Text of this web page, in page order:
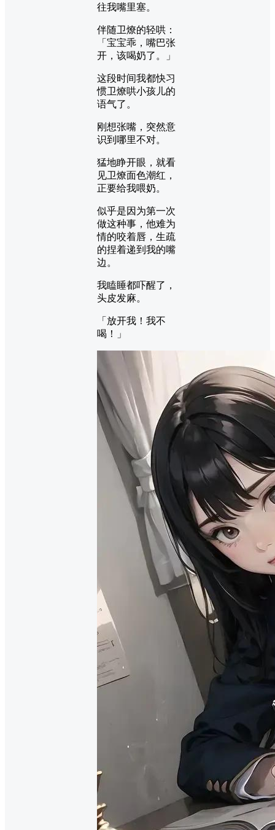
往我嘴里塞。
伴随卫燎的轻哄：
「宝宝乖，嘴巴张
开，该喝奶了。」
这段时间我都快习
惯卫燎哄小孩儿的
语气了。
刚想张嘴，突然意
识到哪里不对。
猛地睁开眼，就看
见卫燎面色潮红，
正要给我喂奶。
似乎是因为第一次
做这种事，他难为
情的咬着唇，生疏
的捏着递到我的嘴
边。
我瞌睡都吓醒了，
头皮发麻。
「放开我！我不
喝！」